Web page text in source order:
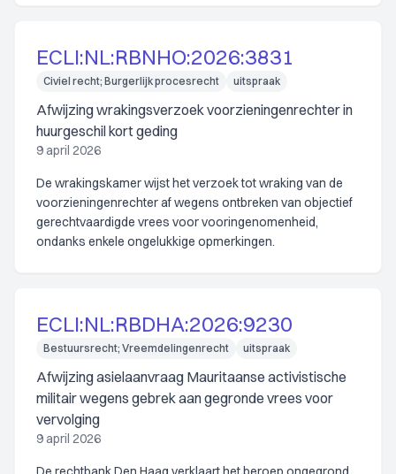
ECLI:NL:RBNHO:2026:3831
Civiel recht; Burgerlijk procesrecht uitspraak
Afwijzing wrakingsverzoek voorzieningenrechter in
huurgeschil kort geding
9 april 2026
De wrakingskamer wijst het verzoek tot wraking van de
voorzieningenrechter af wegens ontbreken van objectief
gerechtvaardigde vrees voor vooringenomenheid,
ondanks enkele ongelukkige opmerkingen.
ECLI:NL:RBDHA:2026:9230
Bestuursrecht; Vreemdelingenrecht uitspraak
Afwijzing asielaanvraag Mauritaanse activistische
militair wegens gebrek aan gegronde vrees voor
vervolging
9 april 2026